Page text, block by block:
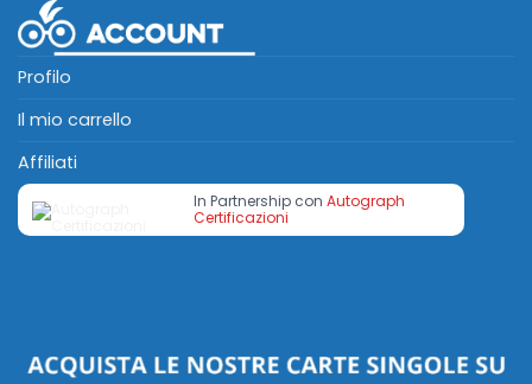
Profilo
Il mio carrello
Affiliati
In Partnership con Autograph
Certificazioni